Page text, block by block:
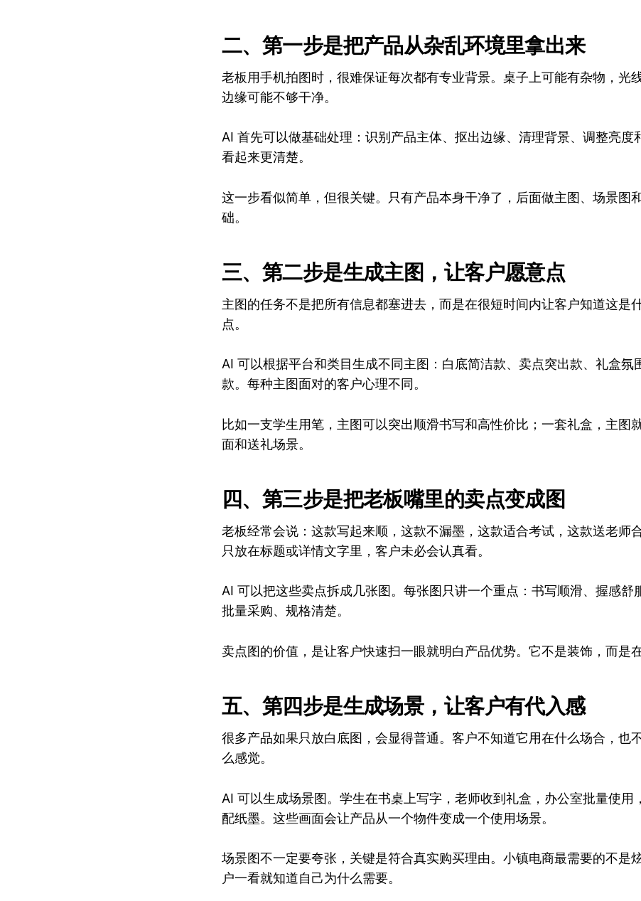
二、第一步是把产品从杂乱环境里拿出来
老板用手机拍图时，很难保证每次都有专业背景。桌子上可能有杂物，光
边缘可能不够干净。
AI 首先可以做基础处理：识别产品主体、抠出边缘、清理背景、调整亮度
看起来更清楚。
这一步看似简单，但很关键。只有产品本身干净了，后面做主图、场景图
础。
三、第二步是生成主图，让客户愿意点
主图的任务不是把所有信息都塞进去，而是在很短时间内让客户知道这是
点。
AI 可以根据平台和类目生成不同主图：白底简洁款、卖点突出款、礼盒氛
款。每种主图面对的客户心理不同。
比如一支学生用笔，主图可以突出顺滑书写和高性价比；一套礼盒，主图
面和送礼场景。
四、第三步是把老板嘴里的卖点变成图
老板经常会说：这款写起来顺，这款不漏墨，这款适合考试，这款送老师
只放在标题或详情文字里，客户未必会认真看。
AI 可以把这些卖点拆成几张图。每张图只讲一个重点：书写顺滑、握感舒
批量采购、规格清楚。
卖点图的价值，是让客户快速扫一眼就明白产品优势。它不是装饰，而是
五、第四步是生成场景，让客户有代入感
很多产品如果只放白底图，会显得普通。客户不知道它用在什么场合，也
么感觉。
AI 可以生成场景图。学生在书桌上写字，老师收到礼盒，办公室批量使用
配纸墨。这些画面会让产品从一个物件变成一个使用场景。
场景图不一定要夸张，关键是符合真实购买理由。小镇电商最需要的不是
户一看就知道自己为什么需要。